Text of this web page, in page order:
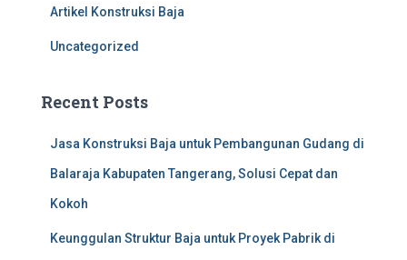
Artikel Konstruksi Baja
Uncategorized
Recent Posts
Jasa Konstruksi Baja untuk Pembangunan Gudang di
Balaraja Kabupaten Tangerang, Solusi Cepat dan
Kokoh
Keunggulan Struktur Baja untuk Proyek Pabrik di